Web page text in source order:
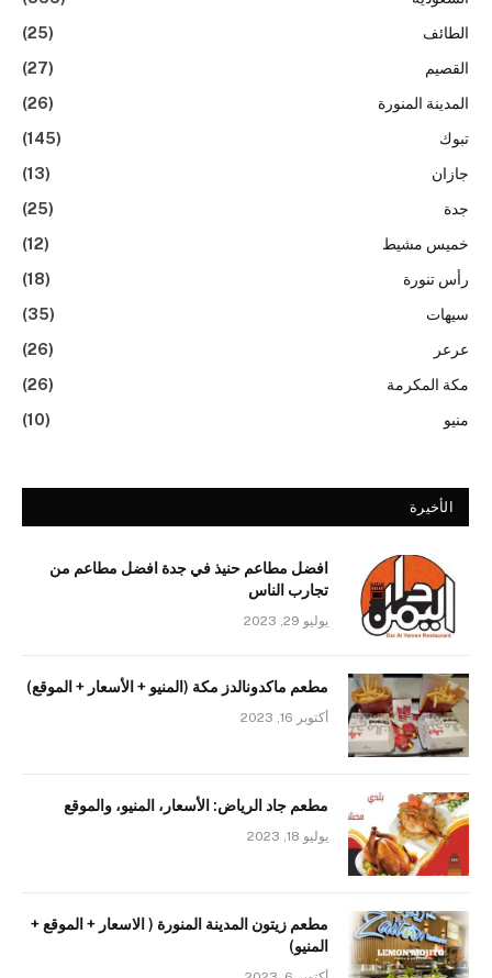
الطائف
(25)
القصيم
(27)
المدينة المنورة
(26)
تبوك
(145)
جازان
(13)
جدة
(25)
خميس مشيط
(12)
رأس تنورة
(18)
سيهات
(35)
عرعر
(26)
مكة المكرمة
(26)
منيو
(10)
الأخيرة
افضل مطاعم حنيذ في جدة افضل مطاعم من
تجارب الناس
يوليو 29, 2023
مطعم ماكدونالدز مكة (المنيو + الأسعار + الموقع)
أكتوبر 16, 2023
مطعم جاد الرياض: الأسعار، المنيو، والموقع
يوليو 18, 2023
مطعم زيتون المدينة المنورة ( الاسعار + الموقع +
المنيو)